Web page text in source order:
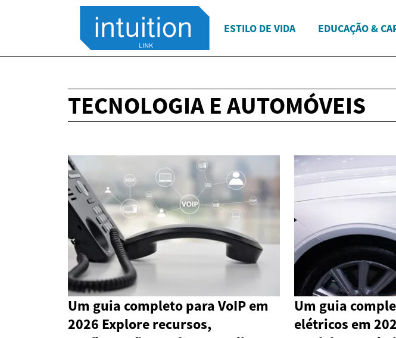
ESTILO DE VIDA EDUCAÇÃO &
TECNOLOGIA E AUTOMÓVEIS
Um guia completo para VoIP em
2026 Explore recursos,
Um guia
elétricos em